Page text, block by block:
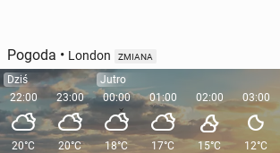
Pogoda • London ZMIANA
Dziś
22:00
20°C
23:00
20°C
Jutro
00:00
18°C
01:00
17°C
02:00
15°C
03:00
12°C